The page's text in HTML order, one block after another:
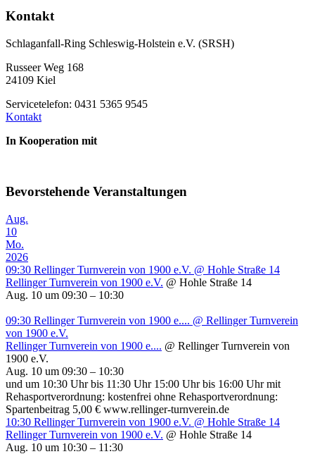
Kontakt
Schlaganfall-Ring Schleswig-Holstein e.V. (SRSH)
Russeer Weg 168
24109 Kiel
Servicetelefon: 0431 5365 9545
Kontakt
In Kooperation mit
Bevorstehende Veranstaltungen
Aug.
10
Mo.
2026
09:30 Rellinger Turnverein von 1900 e.V. @ Hohle Straße 14
Rellinger Turnverein von 1900 e.V. @ Hohle Straße 14
Aug. 10 um 09:30 – 10:30
09:30 Rellinger Turnverein von 1900 e.... @ Rellinger Turnverein
von 1900 e.V.
Rellinger Turnverein von 1900 e.... @ Rellinger Turnverein von
1900 e.V.
Aug. 10 um 09:30 – 10:30
und um 10:30 Uhr bis 11:30 Uhr 15:00 Uhr bis 16:00 Uhr mit
Rehasportverordnung: kostenfrei ohne Rehasportverordnung:
Spartenbeitrag 5,00 € www.rellinger-turnverein.de
10:30 Rellinger Turnverein von 1900 e.V. @ Hohle Straße 14
Rellinger Turnverein von 1900 e.V. @ Hohle Straße 14
Aug. 10 um 10:30 – 11:30